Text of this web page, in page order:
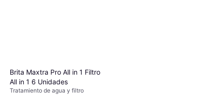
Brita Maxtra Pro All in 1 Filtro
All in 1 6 Unidades
Tratamiento de agua y filtro